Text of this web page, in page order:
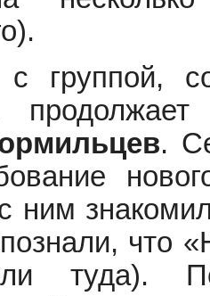
группой,
продолжает
.
ним
что
туда).